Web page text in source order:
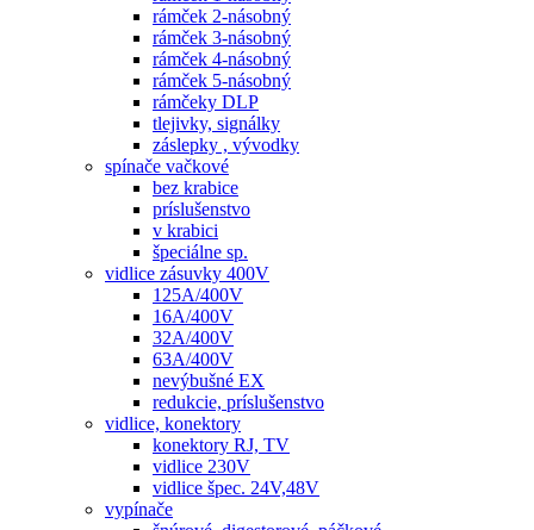
rámček 2-násobný
rámček 3-násobný
rámček 4-násobný
rámček 5-násobný
rámčeky DLP
tlejivky, signálky
záslepky , vývodky
spínače vačkové
bez krabice
príslušenstvo
v krabici
špeciálne sp.
vidlice zásuvky 400V
125A/400V
16A/400V
32A/400V
63A/400V
nevýbušné EX
redukcie, príslušenstvo
vidlice, konektory
konektory RJ, TV
vidlice 230V
vidlice špec. 24V,48V
vypínače